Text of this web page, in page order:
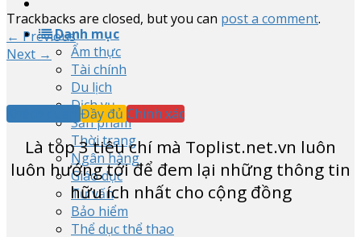
Danh mục
Ẩm thực
Tài chính
Du lịch
Dịch vụ
Sản phẩm
Thời trang
Ngân hàng
Giáo dục
Tư vấn
Bảo hiểm
Thể dục thể thao
Trackbacks are closed, but you can post a comment.
← Previous
Next →
Đầy đủ Chính xác
Là top3tiêu chí mà Toplist.net.vn luôn
luôn hướng tới để đem lại những thông tin
hữu ích nhất cho cộng đồng